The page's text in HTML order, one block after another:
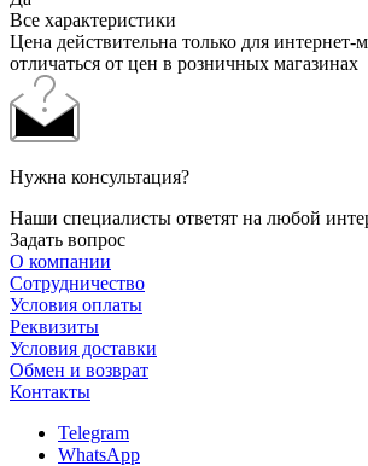
Все характеристики
Цена действительна только для интернет-
отличаться от цен в розничных магазинах
Нужна консультация?
Наши специалисты ответят на любой
Задать вопрос
О компании
Сотрудничество
Условия оплаты
Реквизиты
Условия доставки
Обмен и возврат
Контакты
Telegram
WhatsApp